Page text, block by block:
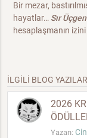
Bir mezar,
hayatlar… Sır
hesaplaşmanın
İLGİLİ BLOG
2026
Yazan: